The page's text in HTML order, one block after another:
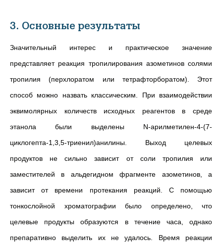
3. Основные результаты
Значительный интерес и практическое значение
представляет реакция тропилирования азометинов солями
тропилия (перхлоратом или тетрафторборатом). Этот
способ можно назвать классическим. При взаимодействии
эквимолярных количеств исходных реагентов в среде
этанола были выделены N-арилметилен-4-(7-
циклогепта-1,3,5-триенил)анилины. Выход целевых
продуктов не сильно зависит от соли тропилия или
заместителей в альдегидном фрагменте азометинов, а
зависит от времени протекания реакций. С помощью
тонкослойной хроматографии было определено, что
целевые продукты образуются в течение часа, однако
препаративно выделить их не удалось. Время реакции